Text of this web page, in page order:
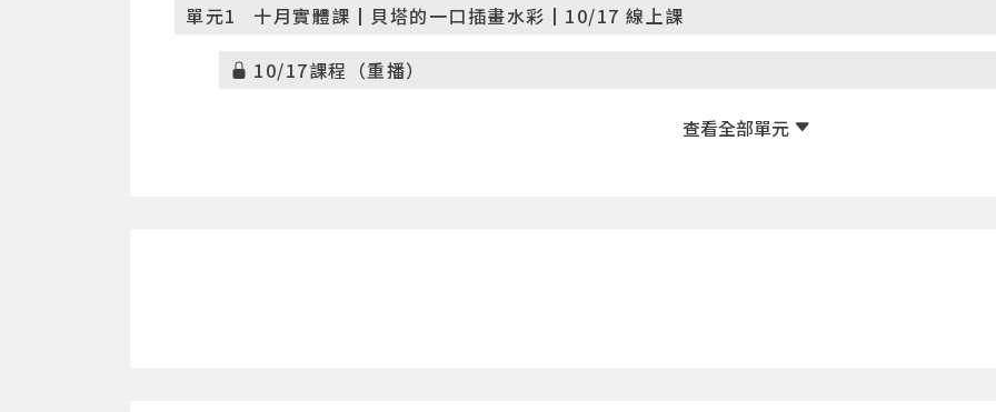
單元1 十月實體課┃貝塔的一口插畫水彩┃10/17 線上課
10/17課程（重播）